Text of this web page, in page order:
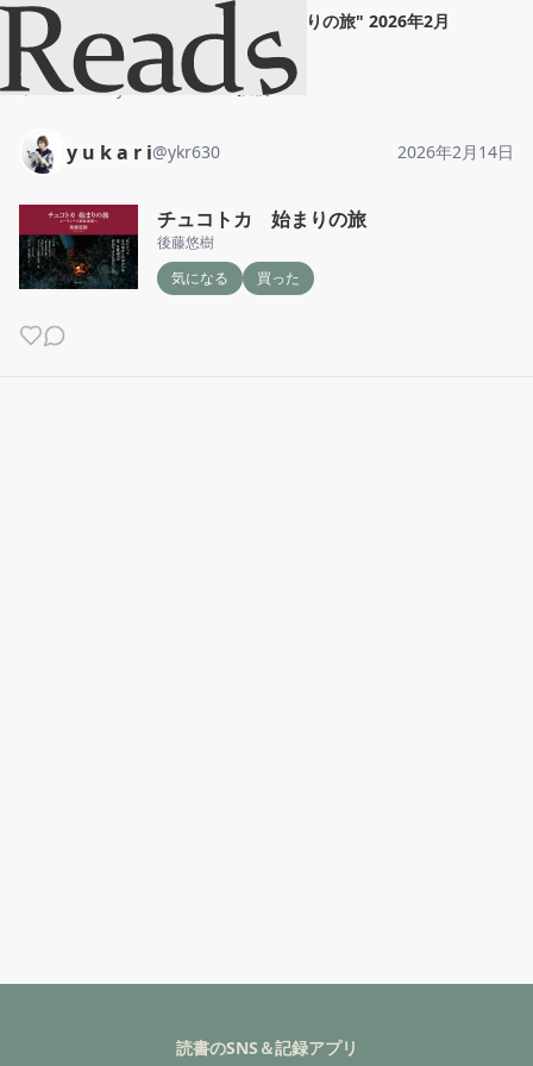
チュコトカ 始まりの旅" 2026年2月
14日
ホーム
y u k a r i 投稿
y u k a r i@ykr630 2026年2月14日
チュコトカ 始まりの旅
後藤悠樹
気になる
買った
読書のSNS＆記録アプリ